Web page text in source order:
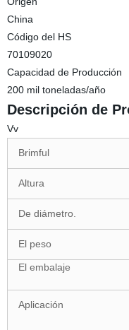
China
Código del HS
70109020
Capacidad de Producción
200 mil toneladas/año
Descripción de
Vv
Brimful
Altura
De diámetro.
El peso
El embalaje
Aplicación